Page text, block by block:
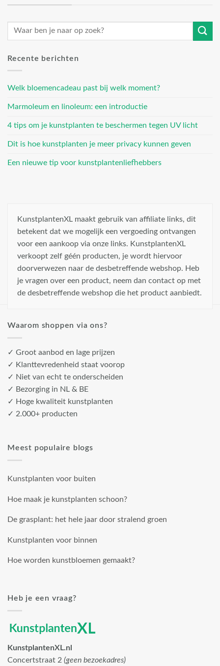
Recente berichten
Welk bloemencadeau past bij welk moment?
Marmoleum en linoleum: een introductie
4 tips om je kunstplanten te beschermen tegen UV licht
Dit is hoe kunstplanten je meer privacy kunnen geven
Een nieuwe tip voor kunstplantenliefhebbers
KunstplantenXL maakt gebruik van affiliate links, dit
betekent dat we mogelijk een vergoeding ontvangen
voor een aankoop via onze links. KunstplantenXL
verkoopt zelf géén producten, je wordt hiervoor
doorverwezen naar de desbetreffende webshop. Heb
je vragen over een product, neem dan contact op met
de desbetreffende webshop die het product aanbiedt.
Waarom shoppen via ons?
✓ Groot aanbod en lage prijzen
✓ Klanttevredenheid staat voorop
✓ Niet van echt te onderscheiden
✓ Bezorging in NL & BE
✓ Hoge kwaliteit kunstplanten
✓ 2.000+ producten
Meest populaire blogs
Kunstplanten voor buiten
Hoe maak je kunstplanten schoon?
De grasplant: het hele jaar door stralend groen
Kunstplanten voor binnen
Hoe worden kunstbloemen gemaakt?
Heb je een vraag?
KunstplantenXL.nl
Concertstraat 2 (geen bezoekadres)